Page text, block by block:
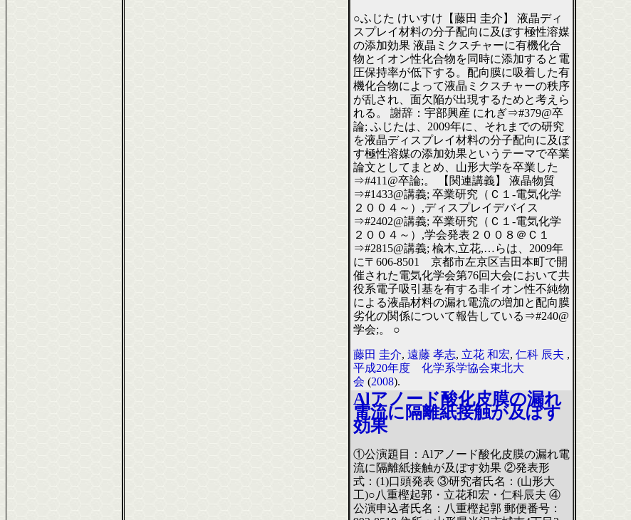
○ふじた けいすけ【藤田 圭介】 液晶ディ
スプレイ材料の分子配向に及ぼす極性溶媒
の添加効果 液晶ミクスチャーに有機化合
物とイオン性化合物を同時に添加すると電
圧保持率が低下する。配向膜に吸着した有
機化合物によって液晶ミクスチャーの秩序
が乱され、面欠陥が出現するためと考えら
れる。 謝辞：宇部興産 にれぎ⇒#379@卒
論; ふじたは、2009年に、それまでの研究
を液晶ディスプレイ材料の分子配向に及ぼ
す極性溶媒の添加効果というテーマで卒業
論文としてまとめ、山形大学を卒業した
⇒#411@卒論;。 【関連講義】 液晶物質
⇒#1433@講義; 卒業研究（Ｃ１-電気化学
２００４～）,ディスプレイデバイス
⇒#2402@講義; 卒業研究（Ｃ１-電気化学
２００４～）,学会発表２００８＠Ｃ１
⇒#2815@講義; 楡木,立花,…らは、2009年
に〒606-8501 京都市左京区吉田本町で開
催された電気化学会第76回大会において共
役系電子吸引基を有する非イオン性不純物
による液晶材料の漏れ電流の増加と配向膜
劣化の関係について報告している⇒#240@
学会;。 ○
藤田 圭介, 遠藤 孝志, 立花 和宏, 仁科 辰夫 ,
平成20年度 化学系学協会東北大
会 (2008).
Alアノード酸化皮膜の漏れ
電流に隔離紙接触が及ぼす
効果
①公演題目：Alアノード酸化皮膜の漏れ電
流に隔離紙接触が及ぼす効果 ②発表形
式：(1)口頭発表 ③研究者氏名：(山形大
工)○八重樫起郭・立花和宏・仁科辰夫 ④
公演申込者氏名：八重樫起郭 郵便番号：